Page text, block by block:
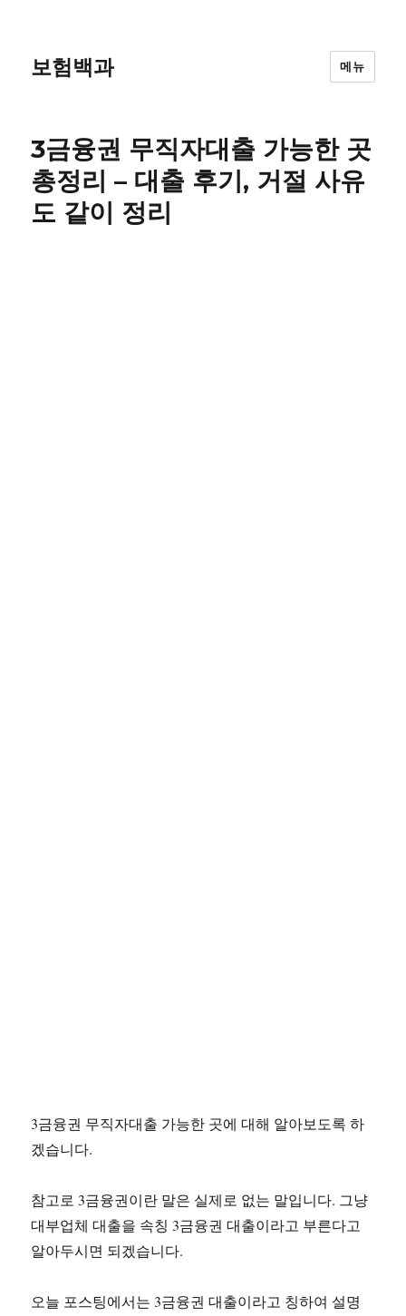
보험백과 메뉴
3금융권 무직자대출 가능한 곳
총정리 – 대출 후기, 거절 사유
도 같이 정리
3금융권 무직자대출 가능한 곳에 대해 알아보도록 하
겠습니다.
참고로 3금융권이란 말은 실제로 없는 말입니다. 그냥
대부업체 대출을 속칭 3금융권 대출이라고 부른다고
알아두시면 되겠습니다.
오늘 포스팅에서는 3금융권 대출이라고 칭하여 설명